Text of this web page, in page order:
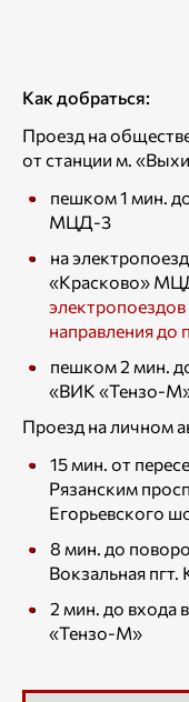
Как добраться:
Проезд на
от станции м.
пешком 1 мин.
МЦД-3
на
«Красково»
направления до
пешком 2 мин.
«ВИК «Тензо-
Проезд на личном
15 мин. от
Рязанским
Егорьевского
8 мин. до
Вокзальная пгт.
2 мин. до входа
«Тензо-М»